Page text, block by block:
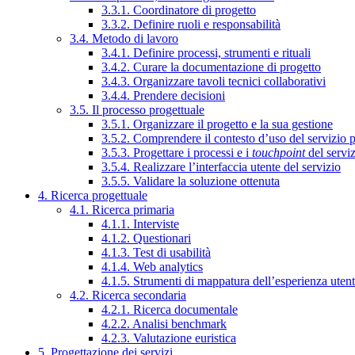
3.3.1. Coordinatore di progetto
3.3.2. Definire ruoli e responsabilità
3.4. Metodo di lavoro
3.4.1. Definire processi, strumenti e rituali
3.4.2. Curare la documentazione di progetto
3.4.3. Organizzare tavoli tecnici collaborativi
3.4.4. Prendere decisioni
3.5. Il processo progettuale
3.5.1. Organizzare il progetto e la sua gestione
3.5.2. Comprendere il contesto d’uso del servizio
3.5.3. Progettare i processi e i touchpointdel
3.5.4. Realizzare l’interfaccia utente del servizio
3.5.5. Validare la soluzione ottenuta
4. Ricerca progettuale
4.1. Ricerca primaria
4.1.1. Interviste
4.1.2. Questionari
4.1.3. Test di usabilità
4.1.4. Web analytics
4.1.5. Strumenti di mappatura dell’esperienza
4.2. Ricerca secondaria
4.2.1. Ricerca documentale
4.2.2. Analisi benchmark
4.2.3. Valutazione euristica
5. Progettazione dei servizi